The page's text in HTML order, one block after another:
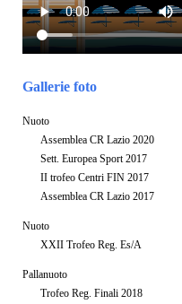
Gallerie foto
Nuoto
Assemblea CR Lazio 2020
Sett. Europea Sport 2017
II trofeo Centri FIN 2017
Assemblea CR Lazio 2017
Nuoto
XXII Trofeo Reg. Es/A
Pallanuoto
Trofeo Reg. Finali 2018